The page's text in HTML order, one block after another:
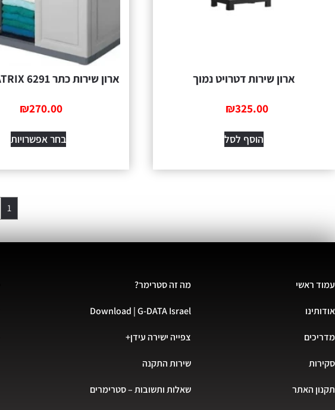
ארון שירות דטרויט נמוך
₪325.00
הוסף לסל
ארון שירות כתר 6291 BASE MATRIX
₪270.00
בחר אפשרויות
1
עמוד ראשי
אודותינו
מדריכים
סקירות
תקנון האתר
מה זה סטרימר?
Download | G-DATA Israel
צפייה ישירה עידן+
שירות התקנה
שאלות ותשובות – סטרימרים